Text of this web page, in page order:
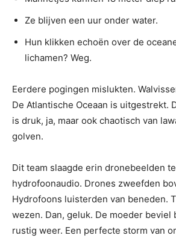
Ze blijven een uur onder water.
Hun klikken echoën over de
lichamen? Weg.
Eerdere pogingen mislukten.
De Atlantische Oceaan is uitgestrekt.
is druk, ja, maar ook chaotisch van
golven.
Dit team slaagde erin dronebeelden
hydrofoonaudio. Drones zweefden
Hydrofoons luisterden van beneden.
wezen. Dan, geluk. De moeder beviel
rustig weer. Een perfecte storm van